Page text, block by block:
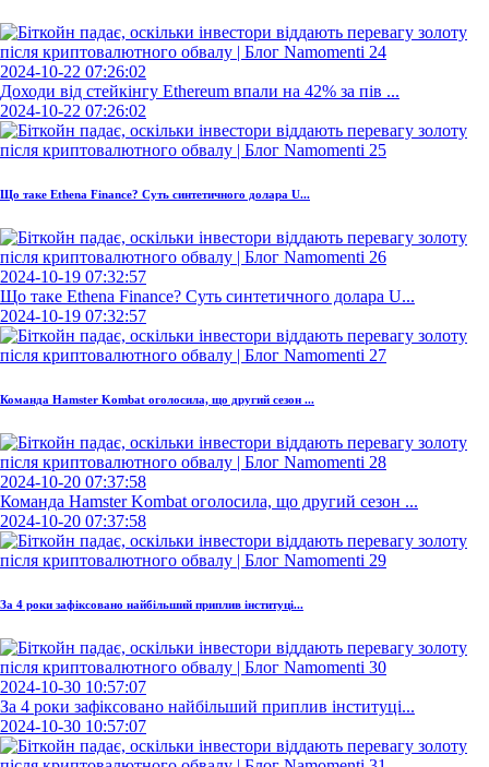
2024-10-22 07:26:02
Доходи від стейкінгу Ethereum впали на 42% за пів ...
2024-10-22 07:26:02
Що таке Ethena Finance? Суть синтетичного долара U...
2024-10-19 07:32:57
Що таке Ethena Finance? Суть синтетичного долара U...
2024-10-19 07:32:57
Команда Hamster Kombat оголосила, що другий сезон ...
2024-10-20 07:37:58
Команда Hamster Kombat оголосила, що другий сезон ...
2024-10-20 07:37:58
За 4 роки зафіксовано найбільший приплив інституці...
2024-10-30 10:57:07
За 4 роки зафіксовано найбільший приплив інституці...
2024-10-30 10:57:07